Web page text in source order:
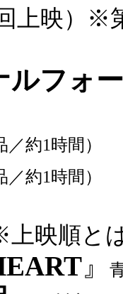
上映）
※
ルフォ
／約1時間）
／約1時間）
映順と
』